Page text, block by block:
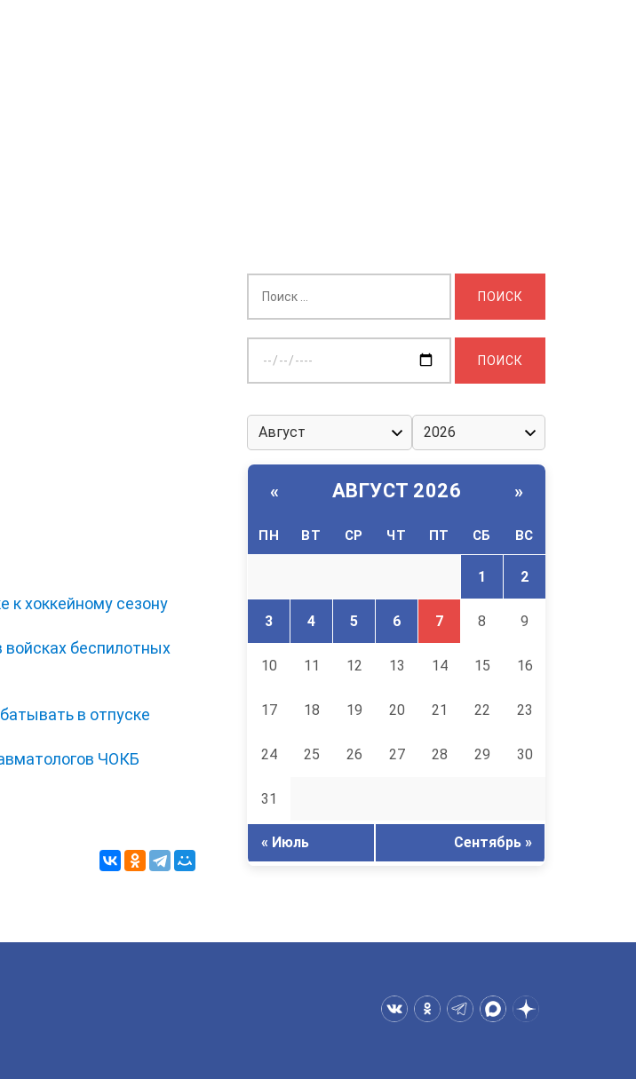
к хоккейному сезону
беспилотных
в отпуске
ЧОКБ
дату:
« АВГУСТ 2026 »
ПН ВТ СР ЧТ ПТ СБ ВС
1 2
3 4 5 6 7 8 9
10 11 12 13 14 15 16
17 18 19 20 21 22 23
24 25 26 27 28 29 30
31
« Июль Сентябрь »